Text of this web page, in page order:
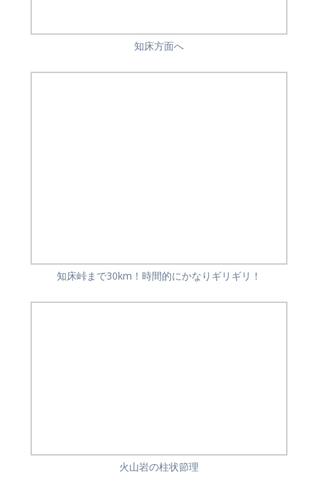
知床方面へ
知床峠まで30km！時間的にかなりギリギリ！
火山岩の柱状節理